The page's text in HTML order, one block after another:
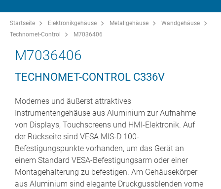
Startseite Elektronikgehäuse Metallgehäuse
Wandgehäuse
Technomet-Control
M7036406
M7036406
TECHNOMET-CONTROL C336V
Modernes und äußerst attraktives
Instrumentengehäuse aus Aluminium zur Aufnahme
von Displays, Touchscreens und HMI-Elektronik. Auf
der Rückseite sind VESA MIS-D 100-
Befestigungspunkte vorhanden, um das Gerät an
einem Standard VESA-Befestigungsarm oder einer
Montagehalterung zu befestigen. Am Gehäusekörper
aus Aluminium sind elegante Druckgussblenden vorne